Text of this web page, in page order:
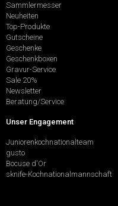
Sammlermesser
Neuheiten
Top-Produkte
Gutscheine
Geschenke
Geschenkboxen
Gravur-Service
Sale 20%
Newsletter
Beratung/Service
Unser Engagement
Juniorenkochnationalteam
gusto
Bocuse d'Or
sknife-Kochnationalmannschaft